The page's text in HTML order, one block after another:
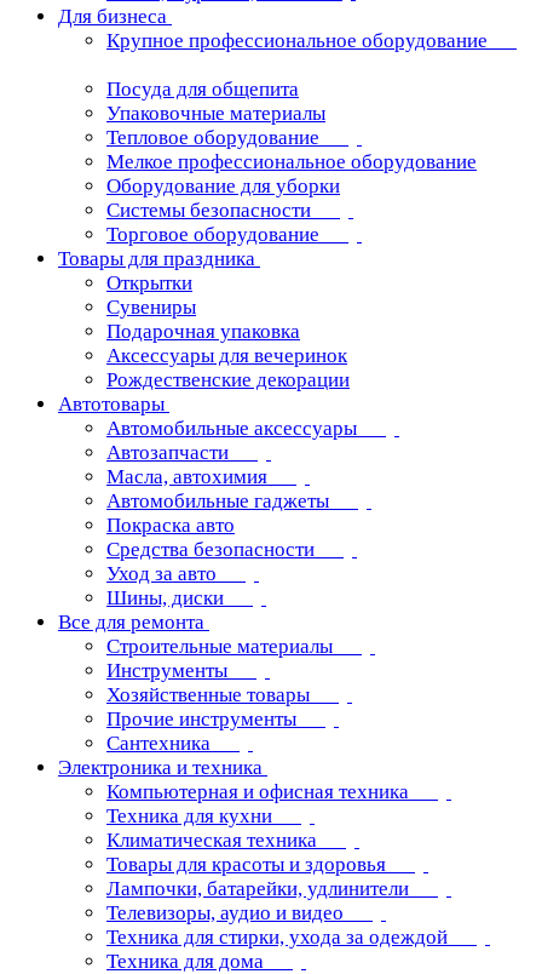
Для бизнеса
Крупное профессиональное оборудование
Посуда для общепита
Упаковочные материалы
Тепловое оборудование
Мелкое профессиональное оборудование
Оборудование для уборки
Системы безопасности
Торговое оборудование
Товары для праздника
Открытки
Сувениры
Подарочная упаковка
Аксессуары для вечеринок
Рождественские декорации
Автотовары
Автомобильные аксессуары
Автозапчасти
Масла, автохимия
Автомобильные гаджеты
Покраска авто
Средства безопасности
Уход за авто
Шины, диски
Все для ремонта
Строительные материалы
Инструменты
Хозяйственные товары
Прочие инструменты
Сантехника
Электроника и техника
Компьютерная и офисная техника
Техника для кухни
Климатическая техника
Товары для красоты и здоровья
Лампочки, батарейки, удлинители
Телевизоры, аудио и видео
Техника для стирки, ухода за одеждой
Техника для дома